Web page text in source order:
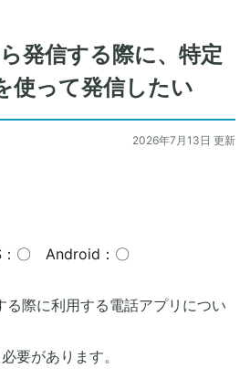
発信する際に、特定
使って発信したい
2026年7月13日 更新
〇 Android：〇
る際に利用する電話アプリについ
要があります。​